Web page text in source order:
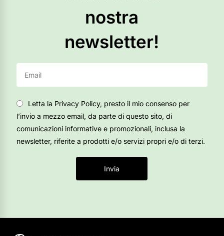
nostra
newsletter!
Letta la Privacy Policy, presto il mio consenso per
l’invio a mezzo email, da parte di questo sito, di
comunicazioni informative e promozionali, inclusa la
newsletter, riferite a prodotti e/o servizi propri e/o di terzi.
Invia